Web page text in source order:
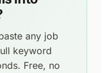
any job
keyword
Free, no